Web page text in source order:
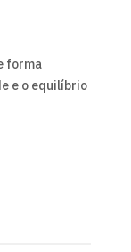
forma
e o equilíbrio